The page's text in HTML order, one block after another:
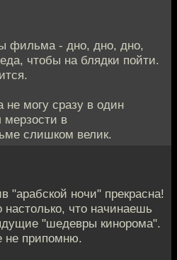
фильма - дно, дно, дно,
чтобы на блядки пойти.
могу сразу в один
мерзости в
слишком велик.
"арабской ночи" прекрасна!
что начинаешь
"шедевры кинорома".
не припомню.